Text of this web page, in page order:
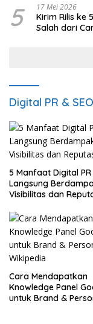
5 17 Mei 2026
Kirim Rilis ke
Salah dari
Digital PR & SEO
5 Manfaat Digital
Langsung
Visibilitas dan
Cara Mendapatkan
Knowledge Panel
untuk Brand &